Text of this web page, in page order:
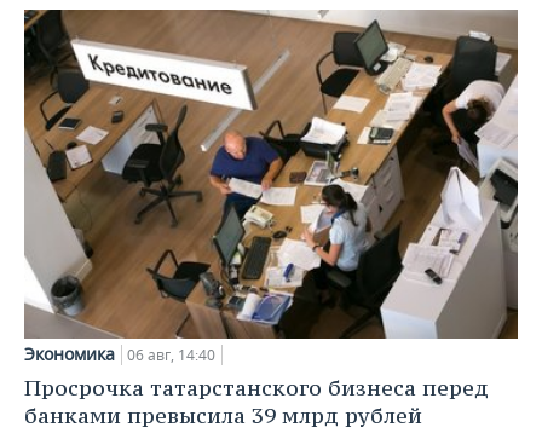
Экономика 06 авг, 14:40
Просрочка татарстанского бизнеса перед
банками превысила 39 млрд рублей